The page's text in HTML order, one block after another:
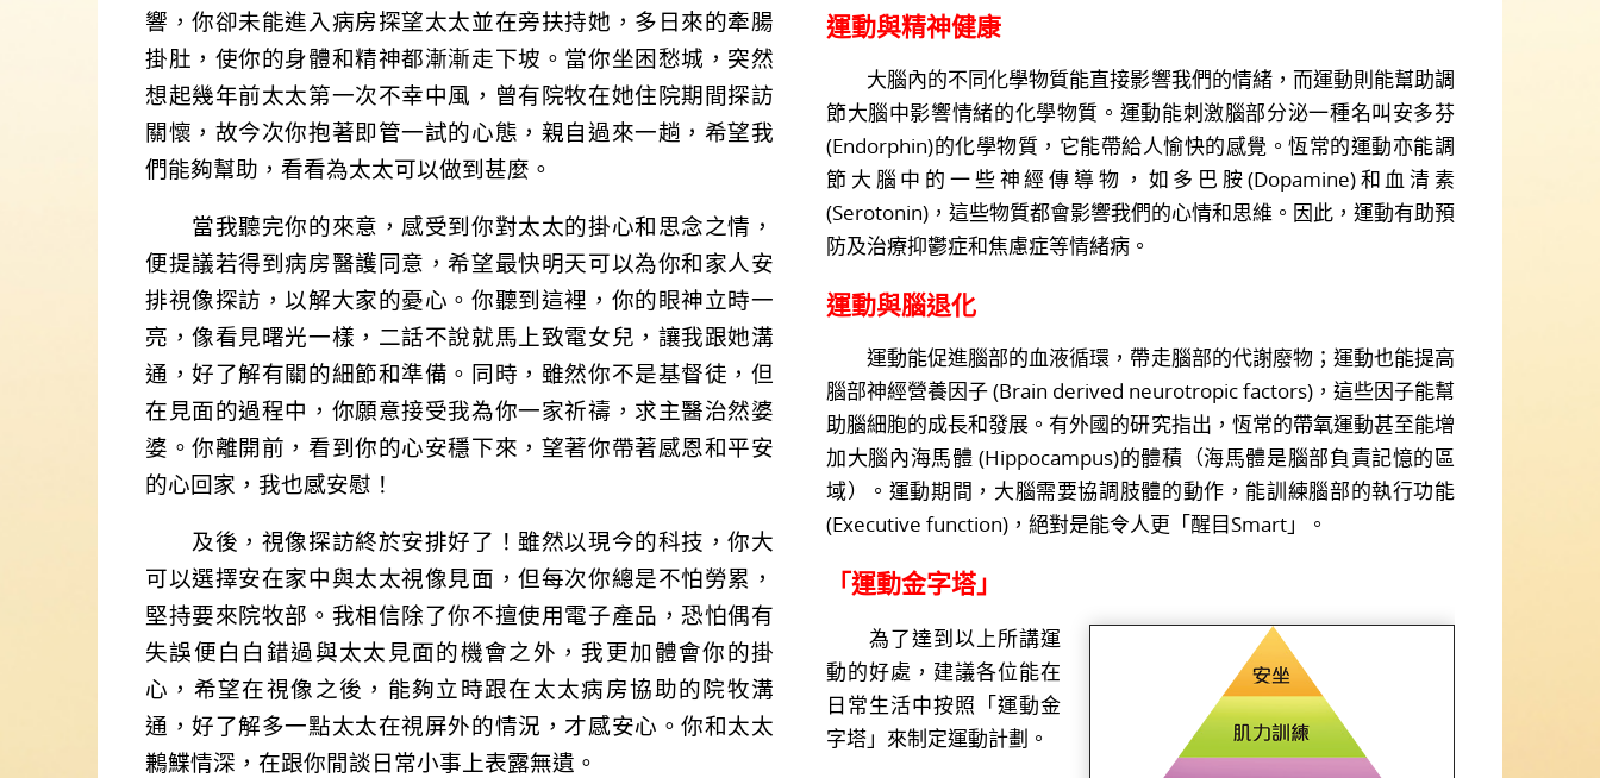
響，你卻未能進入病房探望太太並在旁扶持她，多日來的牽腸
掛肚，使你的身體和精神都漸漸走下坡。當你坐困愁城，突然
想起幾年前太太第一次不幸中風，曾有院牧在她住院期間探訪
關懷，故今次你抱著即管一試的心態，親自過來一趟，希望我
們能夠幫助，看看為太太可以做到甚麼。
當我聽完你的來意，感受到你對太太的掛心和思念之情，
便提議若得到病房醫護同意，希望最快明天可以為你和家人安
排視像探訪，以解大家的憂心。你聽到這裡，你的眼神立時一
亮，像看見曙光一樣，二話不說就馬上致電女兒，讓我跟她溝
通，好了解有關的細節和準備。同時，雖然你不是基督徒，但
在見面的過程中，你願意接受我為你一家祈禱，求主醫治然婆
婆。你離開前，看到你的心安穩下來，望著你帶著感恩和平安
的心回家，我也感安慰！
及後，視像探訪終於安排好了！雖然以現今的科技，你大
可以選擇安在家中與太太視像見面，但每次你總是不怕勞累，
堅持要來院牧部。我相信除了你不擅使用電子產品，恐怕偶有
失誤便白白錯過與太太見面的機會之外，我更加體會你的掛
心，希望在視像之後，能夠立時跟在太太病房協助的院牧溝
通，好了解多一點太太在視屏外的情況，才感安心。你和太太
鶼鰈情深，在跟你閒談日常小事上表露無遺。
運動與精神健康
大腦內的不同化學物質能直接影響我們的情緒，而運動則能幫助調
節大腦中影響情緒的化學物質。運動能刺激腦部分泌一種名叫安多芬
(Endorphin)的化學物質，它能帶給人愉快的感覺。恆常的運動亦能調
節大腦中的一些神經傳導物，如多巴胺(Dopamine)和血清素
(Serotonin)，這些物質都會影響我們的心情和思維。因此，運動有助預
防及治療抑鬱症和焦慮症等情緒病。
運動與腦退化
運動能促進腦部的血液循環，帶走腦部的代謝廢物；運動也能提高
腦部神經營養因子 (Brain derived neurotropic factors)，這些因子能幫
助腦細胞的成長和發展。有外國的研究指出，恆常的帶氧運動甚至能增
加大腦內海馬體 (Hippocampus)的體積（海馬體是腦部負責記憶的區
域）。運動期間，大腦需要協調肢體的動作，能訓練腦部的執行功能
(Executive function)，絕對是能令人更「醒目Smart」。
「運動金字塔」
為了達到以上所講運
動的好處，建議各位能在
日常生活中按照「運動金
字塔」來制定運動計劃。